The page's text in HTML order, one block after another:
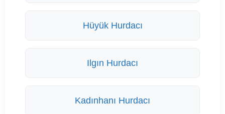
Hüyük Hurdacı
Ilgın Hurdacı
Kadınhanı Hurdacı